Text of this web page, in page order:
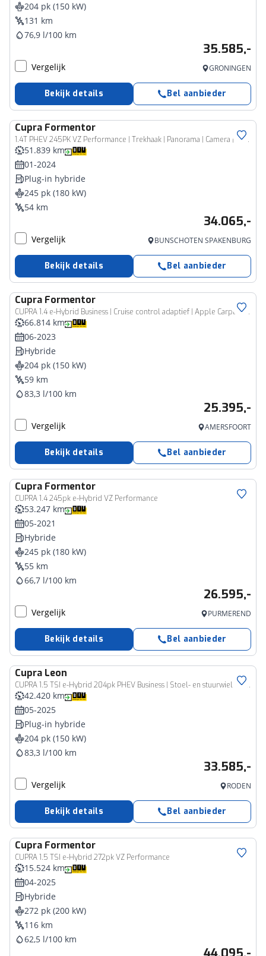
204 pk (150 kW)
131 km
76,9 l/100 km
35.585,-
Vergelijk GRONINGEN
Bekijk details Bel aanbieder
Cupra Formentor
1.4T PHEV 245PK VZ Performance | Trekhaak | Panorama | Camera | adapt. cruise | Stoelverwarming
51.839 km
01-2024
Plug-in hybride
245 pk (180 kW)
54 km
34.065,-
Vergelijk BUNSCHOTEN SPAKENBURG
Bekijk details Bel aanbieder
Cupra Formentor
CUPRA 1.4 e-Hybrid Business | Cruise control adaptief | Apple Carplay/Android Auto | Full-LED | Digitaal dashboard | Keyless start
66.814 km
06-2023
Hybride
204 pk (150 kW)
59 km
83,3 l/100 km
25.395,-
Vergelijk AMERSFOORT
Bekijk details Bel aanbieder
Cupra Formentor
CUPRA 1.4 245pk e-Hybrid VZ Performance
53.247 km
05-2021
Hybride
245 pk (180 kW)
55 km
66,7 l/100 km
26.595,-
Vergelijk PURMEREND
Bekijk details Bel aanbieder
Cupra Leon
CUPRA 1.5 TSI e-Hybrid 204pk PHEV Business | Stoel- en stuurwiel verwarming | Adapt. Cruise | FACELIFT | 1/2 leer | Fabrieksgarantie t/m 05-2029 |
42.420 km
05-2025
Plug-in hybride
204 pk (150 kW)
83,3 l/100 km
33.585,-
Vergelijk RODEN
Bekijk details Bel aanbieder
Cupra Formentor
CUPRA 1.5 TSI e-Hybrid 272pk VZ Performance
15.524 km
04-2025
Hybride
272 pk (200 kW)
116 km
62,5 l/100 km